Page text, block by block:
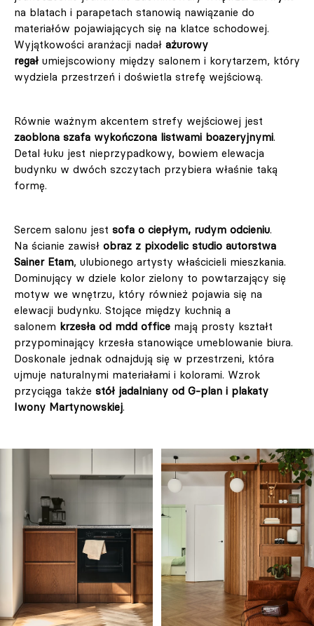
na blatach i parapetach stanowią nawiązanie do
materiałów pojawiających się na klatce schodowej.
Wyjątkowości aranżacji nadał ażurowy
regał umiejscowiony między salonem i korytarzem, który
wydziela przestrzeń i doświetla strefę wejściową.
Równie ważnym akcentem strefy wejściowej jest
zaoblona szafa wykończona listwami boazeryjnymi.
Detal łuku jest nieprzypadkowy, bowiem elewacja
budynku w dwóch szczytach przybiera właśnie taką
formę.
Sercem salonu jest sofa o ciepłym, rudym odcieniu.
Na ścianie zawisł obraz z pixodelic studio autorstwa
Sainer Etam, ulubionego artysty właścicieli mieszkania.
Dominujący w dziele kolor zielony to powtarzający się
motyw we wnętrzu, który również pojawia się na
elewacji budynku. Stojące między kuchnią a
salonem krzesła od mdd office mają prosty kształt
przypominający krzesła stanowiące umeblowanie biura.
Doskonale jednak odnajdują się w przestrzeni, która
ujmuje naturalnymi materiałami i kolorami. Wzrok
przyciąga także stół jadalniany od G-plan i plakaty
Iwony Martynowskiej.